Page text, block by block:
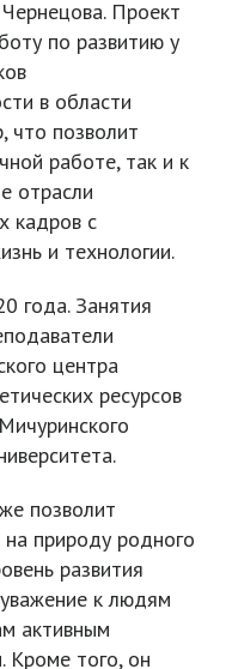
Проект
по развитию у
в области
что позволит
работе, так и к
отрасли
кадров с
и технологии.
года. Занятия
центра
ресурсов
позволит
природу родного
развития
уважение к людям
активным
Кроме того, он